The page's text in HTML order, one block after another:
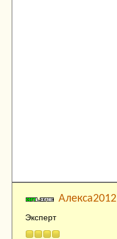
Алекса2012
Эксперт